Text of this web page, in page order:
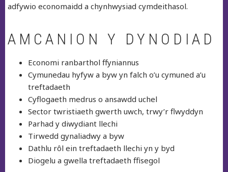
adfywio economaidd a chynhwysiad cymdeithasol.
AMCANION Y DYNODIAD
Economi ranbarthol ffyniannus
Cymunedau hyfyw a byw yn falch o’u cymuned a’u
treftadaeth
Cyflogaeth medrus o ansawdd uchel
Sector twristiaeth gwerth uwch, trwy’r flwyddyn
Parhad y diwydiant llechi
Tirwedd gynaliadwy a byw
Dathlu rôl ein treftadaeth llechi yn y byd
Diogelu a gwella treftadaeth ffisegol